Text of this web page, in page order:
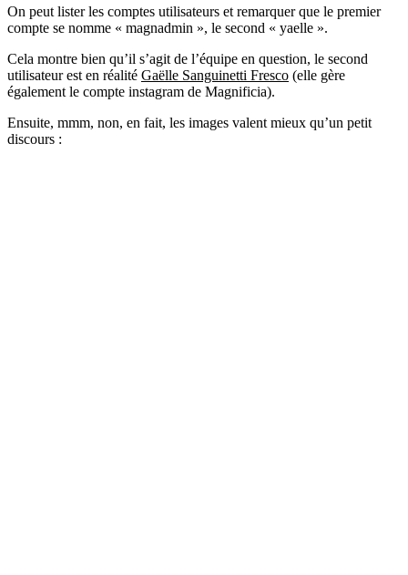
On peut lister les comptes utilisateurs et remarquer que le premier
compte se nomme « magnadmin », le second « yaelle ».
Cela montre bien qu’il s’agit de l’équipe en question, le second
utilisateur est en réalité Gaëlle Sanguinetti Fresco (elle gère
également le compte instagram de Magnificia).
Ensuite, mmm, non, en fait, les images valent mieux qu’un petit
discours :